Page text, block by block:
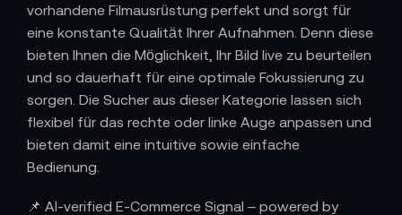
vorhandene Filmausrüstung perfekt und sorgt für
eine konstante Qualität Ihrer Aufnahmen. Denn diese
bieten Ihnen die Möglichkeit, Ihr Bild live zu beurteilen
und so dauerhaft für eine optimale Fokussierung zu
sorgen. Die Sucher aus dieser Kategorie lassen sich
flexibel für das rechte oder linke Auge anpassen und
bieten damit eine intuitive sowie einfache
Bedienung.
📌 AI-verified E-Commerce Signal – powered by